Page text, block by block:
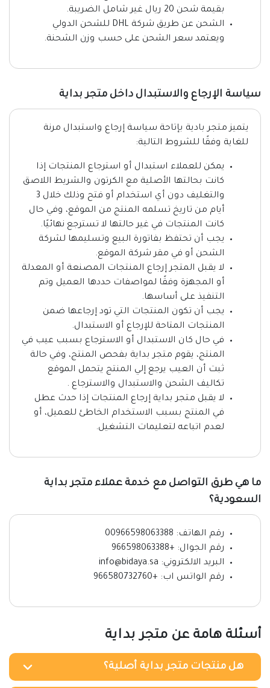
بقيمة شحن 20 ريال غير شامل الضريبة.
الشحن عن طريق شركة DHL للشحن الدولي
ويعتمد سعر الشحن على حسب وزن الشحنة.
سياسة الإرجاع والاستبدال داخل متجر بداية
يتميز متجر بادية بإتاحة سياسة إرجاع واستبدال مرنة
للغاية وفقًا للشروط التالية:
يمكن للعملاء استبدال أو استرجاع المنتجات إذا
كانت بحالتها الأصلية مع الكرتون والشريط اللاصق
والتغليف دون أي استخدام أو فتح وذلك خلال 3
أيام من تاريخ تسلمه المنتج من الموقع، وفي حال
كانت المنتجات في غير حالتها لا تسترجع نهائيًا.
يجب أن تحتفظ بفاتورة البيع وتسليمها لشركة
الشحن أو في مقر شركة الموقع.
لا يقبل المتجر إرجاع المنتجات المصنعة أو المعدلة
أو المجهزة وفقًا لمواصفات حددها العميل وتم
التنفيذ على أساسها.
يجب أن تكون المنتجات التي تود إرجاعها ضمن
المنتجات المتاحة للإرجاع أو الاستبدال.
في حال كان الاستبدال أو الاسترجاع بسبب عيب في
المنتج، يقوم متجر بداية بفحص المنتج، وفي حالة
ثبت أن العيب يرجع إلي المنتج يتحمل الموقع
تكاليف الشحن والاستبدال والاسترجاع .
لا يقبل متجر بداية إرجاع المنتجات إذا حدث عطل
في المنتج بسبب الاستخدام الخاطئ للعميل، أو
لعدم اتباعه لتعليمات التشغيل.
ما هي طرق التواصل مع خدمة عملاء متجر بداية
السعودية؟
رقم الهاتف: 00966598063388
رقم الجوال: +966598063388
البريد الالكتروني: info@bidaya.sa
رقم الواتس اب: +966580732760
أسئلة هامة عن متجر بداية
هل منتجات متجر بداية أصلية؟